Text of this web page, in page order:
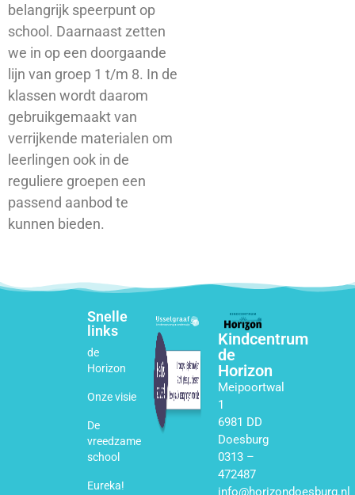
belangrijk speerpunt op
school. Daarnaast zetten
we in op een doorgaande
lijn van groep 1 t/m 8. In de
klassen wordt daarom
gebruikgemaakt van
verrijkende materialen om
leerlingen ook in de
reguliere groepen een
passend aanbod te
kunnen bieden.
Snelle
links
de
Horizon
Onze visie
De
vreedzame
school
Eureka!
Kindcentrum
de
Horizon
Meipoortwal
1
6981 DD
Doesburg
0313 –
472487
info@horizondoesburg.nl